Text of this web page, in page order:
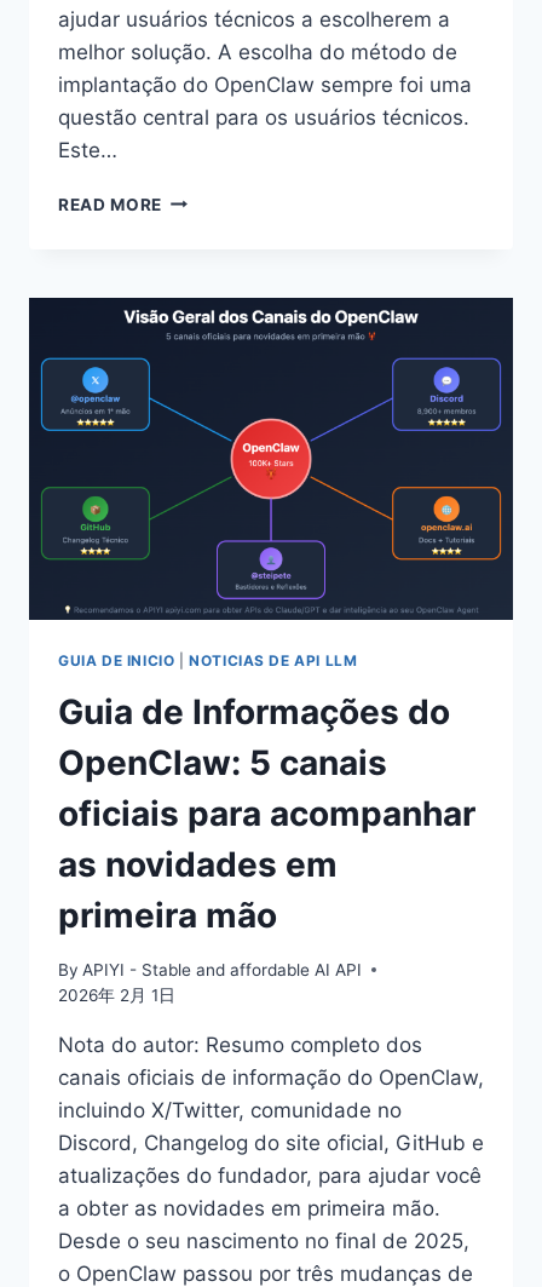
ajudar usuários técnicos a escolherem a
melhor solução. A escolha do método de
implantação do OpenClaw sempre foi uma
questão central para os usuários técnicos.
Este…
READ MORE OPENCLAW
VS
IMPLANTAÇÃO
DE
COMPARAÇÃO
COMPLETO
5
GUIA DE INICIO |NOTICIAS DE API LLM
Guia de Informações do
OpenClaw: 5 canais
oficiais para acompanhar
as novidades em
primeira mão
By APIYI - Stable and affordable AI API
2026年 2月 1日
Nota do autor: Resumo completo dos
canais oficiais de informação do OpenClaw,
incluindo X/Twitter, comunidade no
Discord, Changelog do site oficial, GitHub e
atualizações do fundador, para ajudar você
a obter as novidades em primeira mão.
Desde o seu nascimento no final de 2025,
o OpenClaw passou por três mudanças de